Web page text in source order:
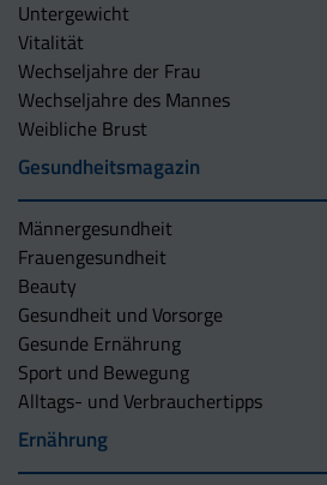
Untergewicht
Vitalität
Wechseljahre der Frau
Wechseljahre des Mannes
Weibliche Brust
Gesundheitsmagazin
Männergesundheit
Frauengesundheit
Beauty
Gesundheit und Vorsorge
Gesunde Ernährung
Sport und Bewegung
Alltags- und Verbrauchertipps
Ernährung